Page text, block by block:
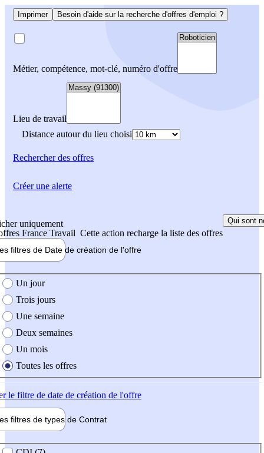
Imprimer Besoin d'aide sur la recherche d'offres d'emploi ?
Métier, compétence, mot-clé, numéro d'offre
Lieu de travail
Distance autour du lieu choisi
Rechercherdes offres
uniquement
France Travail Cette action recharge la liste des offres
Qui sont
filtres de Date de création de l'offre
création de l'offre
Un jour
Trois jours
Une semaine
Deux semaines
Un mois
Toutes les offres
le filtre de date de création de l'offre
filtres de types de Contrat
Créer une alerte